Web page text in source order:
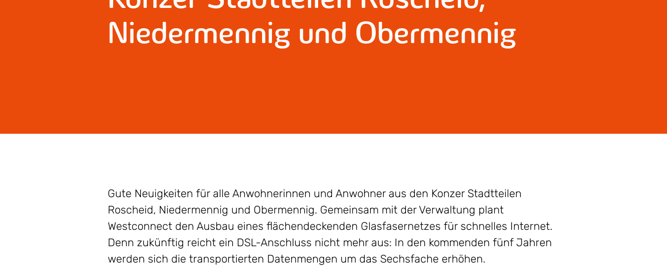
Niedermennig und Obermennig
Gute Neuigkeiten für alle Anwohnerinnen und Anwohner aus den Konzer Stadtteilen
Roscheid, Niedermennig und Obermennig. Gemeinsam mit der Verwaltung plant
Westconnect den Ausbau eines flächendeckenden Glasfasernetzes für schnelles Internet.
Denn zukünftig reicht ein DSL-Anschluss nicht mehr aus: In den kommenden fünf Jahren
werden sich die transportierten Datenmengen um das Sechsfache erhöhen.